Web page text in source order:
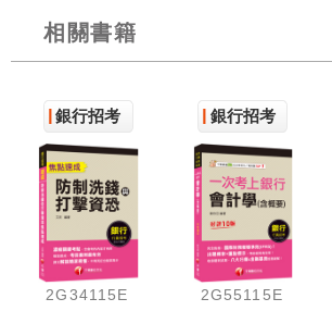
相關書籍
銀行招考
2G34115E
銀行招考
2G55115E